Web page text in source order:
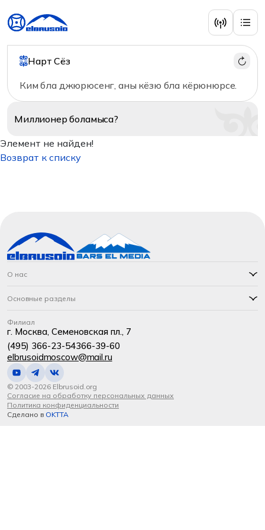
Нарт Сёз
Ким бла джюрюсенг, аны кёзю бла кёрюнюрсе.
Миллионерболамыса?
Элемент не найден!
Возврат к списку
О нас
Основные разделы
Филиал
г. Москва, Семеновская пл., 7
(495) 366-23-54366-39-60
elbrusoidmoscow@mail.ru
© 2003-2026 Elbrusoid.org
Согласие на обработку персональных данных
Политика конфиденциальности
Сделано в OKTTA